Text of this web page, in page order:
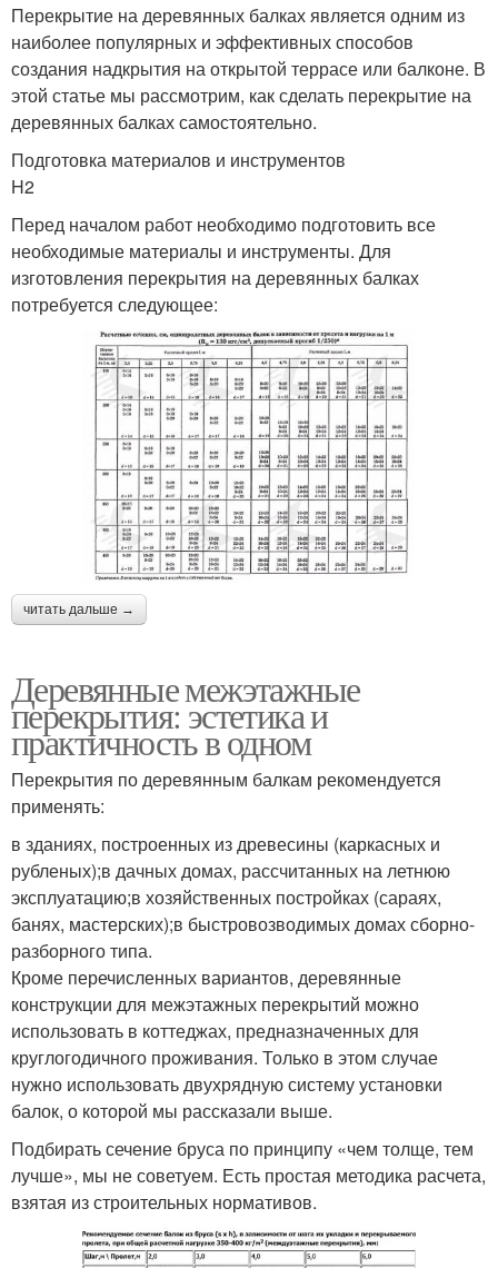
Перекрытие на деревянных балках является одним из
наиболее популярных и эффективных способов
создания надкрытия на открытой террасе или балконе. В
этой статье мы рассмотрим, как сделать перекрытие на
деревянных балках самостоятельно.
Подготовка материалов и инструментов
H2
Перед началом работ необходимо подготовить все
необходимые материалы и инструменты. Для
изготовления перекрытия на деревянных балках
потребуется следующее:
читать дальше →
Деревянные межэтажные
перекрытия: эстетика и
практичность в одном
Перекрытия по деревянным балкам рекомендуется
применять:
в зданиях, построенных из древесины (каркасных и
рубленых);в дачных домах, рассчитанных на летнюю
эксплуатацию;в хозяйственных постройках (сараях,
банях, мастерских);в быстровозводимых домах сборно-
разборного типа.
Кроме перечисленных вариантов, деревянные
конструкции для межэтажных перекрытий можно
использовать в коттеджах, предназначенных для
круглогодичного проживания. Только в этом случае
нужно использовать двухрядную систему установки
балок, о которой мы рассказали выше.
Подбирать сечение бруса по принципу «чем толще, тем
лучше», мы не советуем. Есть простая методика расчета,
взятая из строительных нормативов.